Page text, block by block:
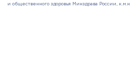
и общественного здоровья Минздрава России, к.м.н.